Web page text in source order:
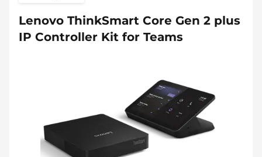
Lenovo ThinkSmart Core Gen 2 plus
IP Controller Kit for Teams